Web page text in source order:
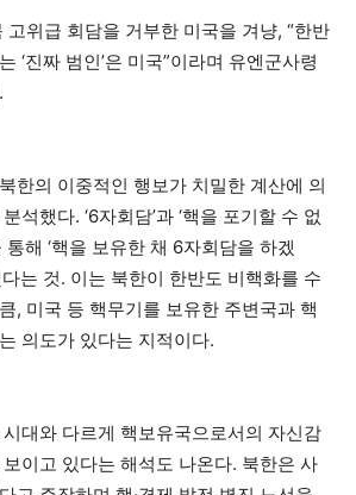
고위급 회담을 거부한 미국을 겨냥, “한반
‘진짜 범인’은 미국”이라며 유엔군사령
한의 이중적인 행보가 치밀한 계산에 의
석했다. ‘6자회담’과 ‘핵을 포기할 수 없
통해 ‘핵을 보유한 채 6자회담을 하겠
는 것. 이는 북한이 한반도 비핵화를 수
, 미국 등 핵무기를 보유한 주변국과 핵
의도가 있다는 지적이다.
대와 다르게 핵보유국으로서의 자신감
이고 있다는 해석도 나온다. 북한은 사